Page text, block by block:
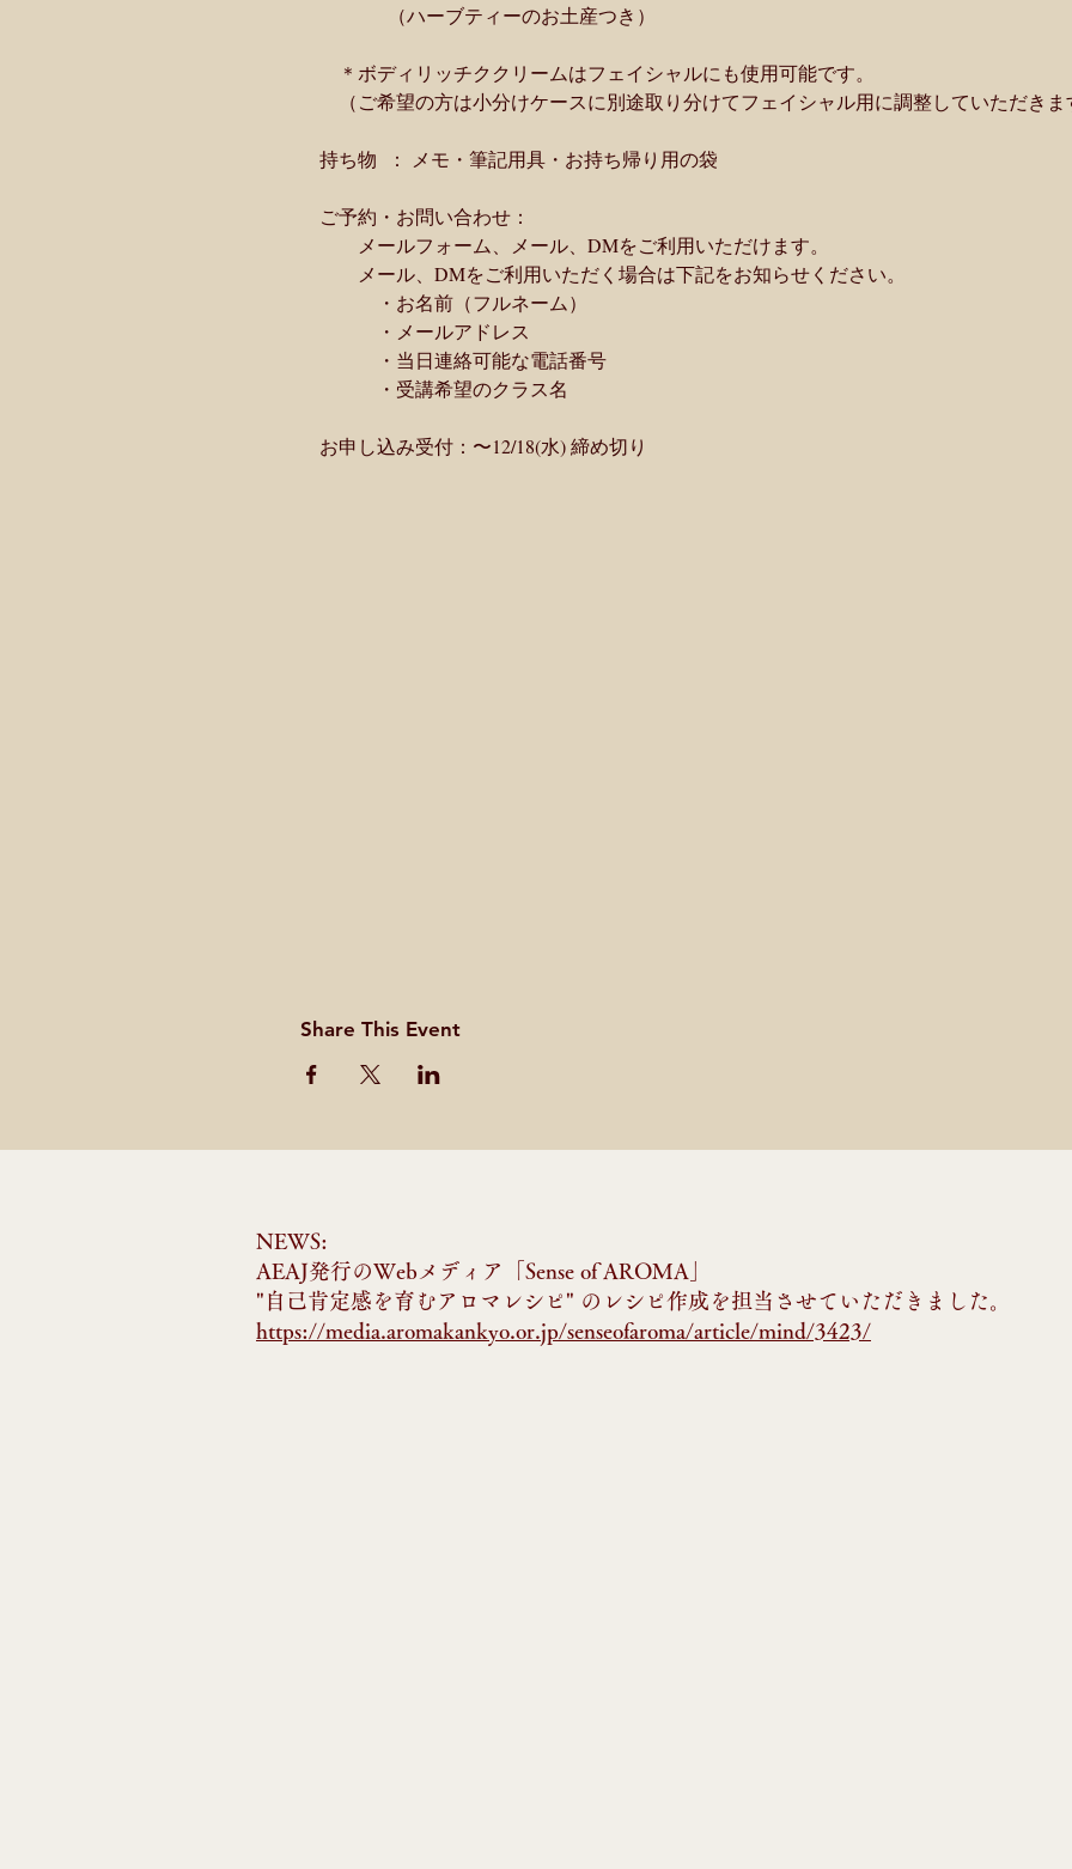
（ハーブティーのお土産つき）
＊ボディリッチククリームはフェイシャルにも使用可能です。
（ご希望の方は小分けケースに別途取り分けてフェイシャル用に調整していただきま
持ち物  ： メモ・筆記用具・お持ち帰り用の袋
ご予約・お問い合わせ：
メールフォーム、メール、DMをご利用いただけます。
メール、DMをご利用いただく場合は下記をお知らせください。
・お名前（フルネーム）
・メールアドレス
・当日連絡可能な電話番号
・受講希望のクラス名
お申し込み受付：〜12/18(水) 締め切り
Share This Event
NEWS:
AEAJ発行のWebメディア「Sense of AROMA」
​"自己肯定感を育むアロマレシピ" のレシピ作成を担当させていただきました。
​​​​https://media.aromakankyo.or.jp/senseofaroma/article/mind/3423/